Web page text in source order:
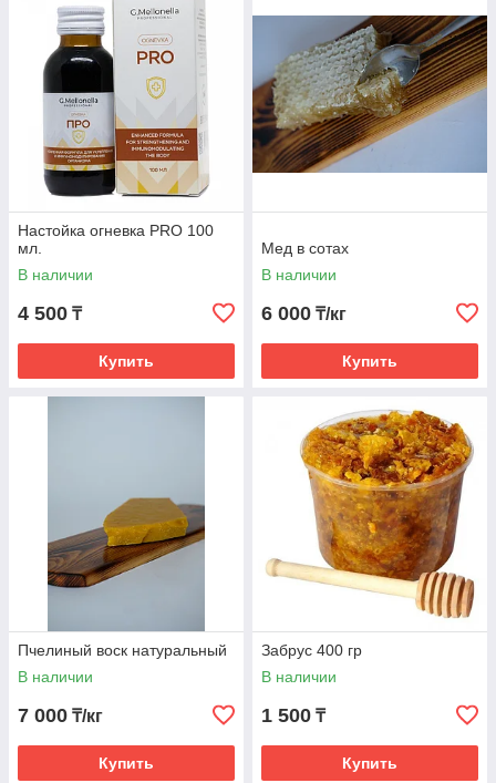
Настойка огневка PRO 100
мл.
В наличии
4 500 ₸
Купить
Мед в сотах
В наличии
6 000 ₸/кг
Купить
Пчелиный воск натуральный
В наличии
7 000 ₸/кг
Купить
Забрус 400 гр
В наличии
1 500 ₸
Купить